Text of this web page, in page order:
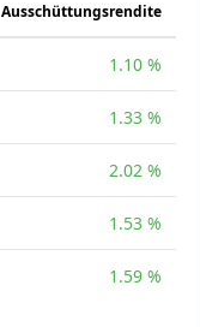
Ausschüttungsrendite
1.10 %
1.33 %
2.02 %
1.53 %
1.59 %